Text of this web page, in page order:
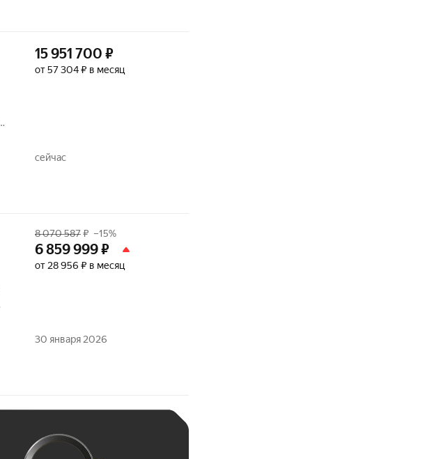
15 951 700 ₽
от 57 304 ₽ в месяц
сейчас
8 070 587₽ –15%
6 859 999₽
от 28 956 ₽ в месяц
30 января 2026